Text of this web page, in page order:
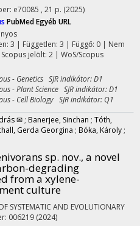
e70085 , 21 p. (2025)
PubMedEgyéb URL
3 | Független: 3 | Függő: 0 | Nem
jelölt: 2 | WoS/Scopus
- Genetics SJR indikátor: D1
- Plant Science SJR indikátor: D1
- Cell Biology SJR indikátor: Q1
✉ ; Banerjee, Sinchan ; Tóth,
Gerda Georgina ; Bóka, Károly ;
sp. nov., a novel
degrading
from a xylene-
culture
SYSTEMATIC AND EVOLUTIONARY
006219 (2024)